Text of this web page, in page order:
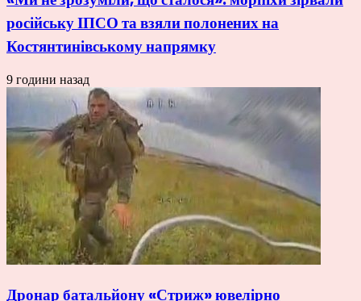
російську ІПСО та взяли полонених на
Костянтинівському напрямку
9 години назад
Дронар батальйону «Стриж» ювелірно